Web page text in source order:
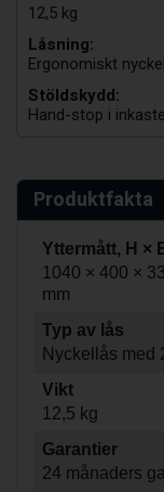
12,5 kg
Låsning:
Ergonomiskt
Stöldskydd:
Hand-stop i
Produktfakta
Yttermått, H ×
1040 × 400 ×
mm
Typ av lås
Nyckellås med
Vikt
12,5 kg
Garantier
24 månaders